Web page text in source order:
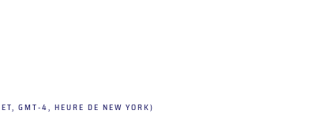
GMT-4, HEURE DE NEW YORK)